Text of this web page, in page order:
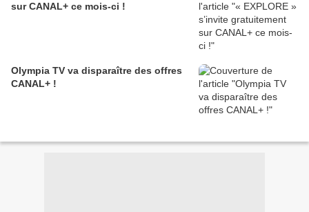
sur CANAL+ ce mois-ci !
Olympia TV va disparaître des offres
CANAL+ !